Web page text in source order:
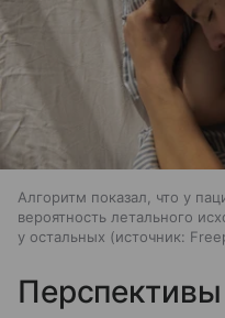
Алгоритм показал, что у
вероятность летального
у остальных
источник: